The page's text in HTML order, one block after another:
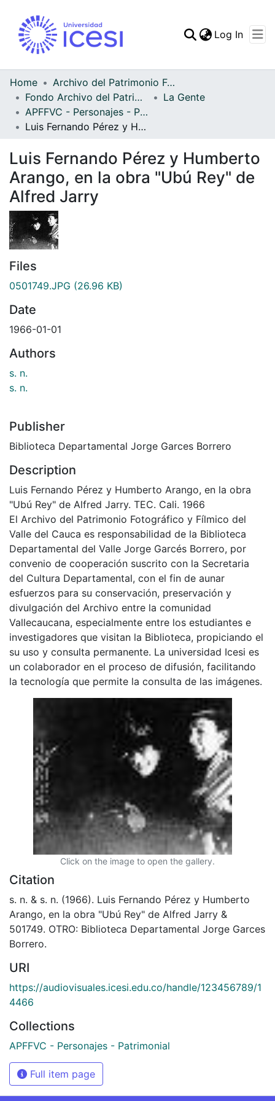
Statistics
Log In
Home
Archivo del Patrimonio Fotográfico y Fílmico del Valle del Cauca
Fondo Archivo del Patrimonio Fotográfico y Fílmico del Valle del Cauca
La Gente
APFFVC - Personajes - Patrimonial
Luis Fernando Pérez y Humberto Arango, en la obra "Ubú Rey" de Alfred Jarry
Luis Fernando Pérez y Humberto
Arango, en la obra "Ubú Rey" de
Alfred Jarry
Files
0501749.JPG (26.96 KB)
Date
1966-01-01
Authors
s. n.
s. n.
Publisher
Biblioteca Departamental Jorge Garces Borrero
Description
Luis Fernando Pérez y Humberto Arango, en la obra
"Ubú Rey" de Alfred Jarry. TEC. Cali. 1966
El Archivo del Patrimonio Fotográfico y Fílmico del
Valle del Cauca es responsabilidad de la Biblioteca
Departamental del Valle Jorge Garcés Borrero, por
convenio de cooperación suscrito con la Secretaria
del Cultura Departamental, con el fin de aunar
esfuerzos para su conservación, preservación y
divulgación del Archivo entre la comunidad
Vallecaucana, especialmente entre los estudiantes e
investigadores que visitan la Biblioteca, propiciando el
su uso y consulta permanente. La universidad Icesi es
un colaborador en el proceso de difusión, facilitando
la tecnología que permite la consulta de las imágenes.
Click on the image to open the gallery.
Citation
s. n. & s. n. (1966). Luis Fernando Pérez y Humberto
Arango, en la obra "Ubú Rey" de Alfred Jarry &
501749. OTRO: Biblioteca Departamental Jorge Garces
Borrero.
URI
https://audiovisuales.icesi.edu.co/handle/123456789/1
4466
Collections
APFFVC - Personajes - Patrimonial
Full item page